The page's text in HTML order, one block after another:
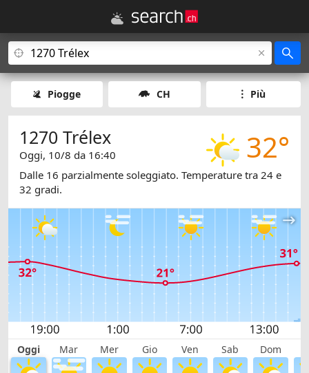
Piogge CH Più
32°
1270 Trélex
Oggi, 10/8 da 16:40
Dalle 16 parzialmente soleggiato. Temperature tra 24 e
32 gradi.
Oggi Mar Mer Gio Ven Sab Dom